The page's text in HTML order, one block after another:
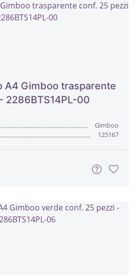
A4 Gimboo trasparente
2286BTS14PL-00
Gimboo
125167